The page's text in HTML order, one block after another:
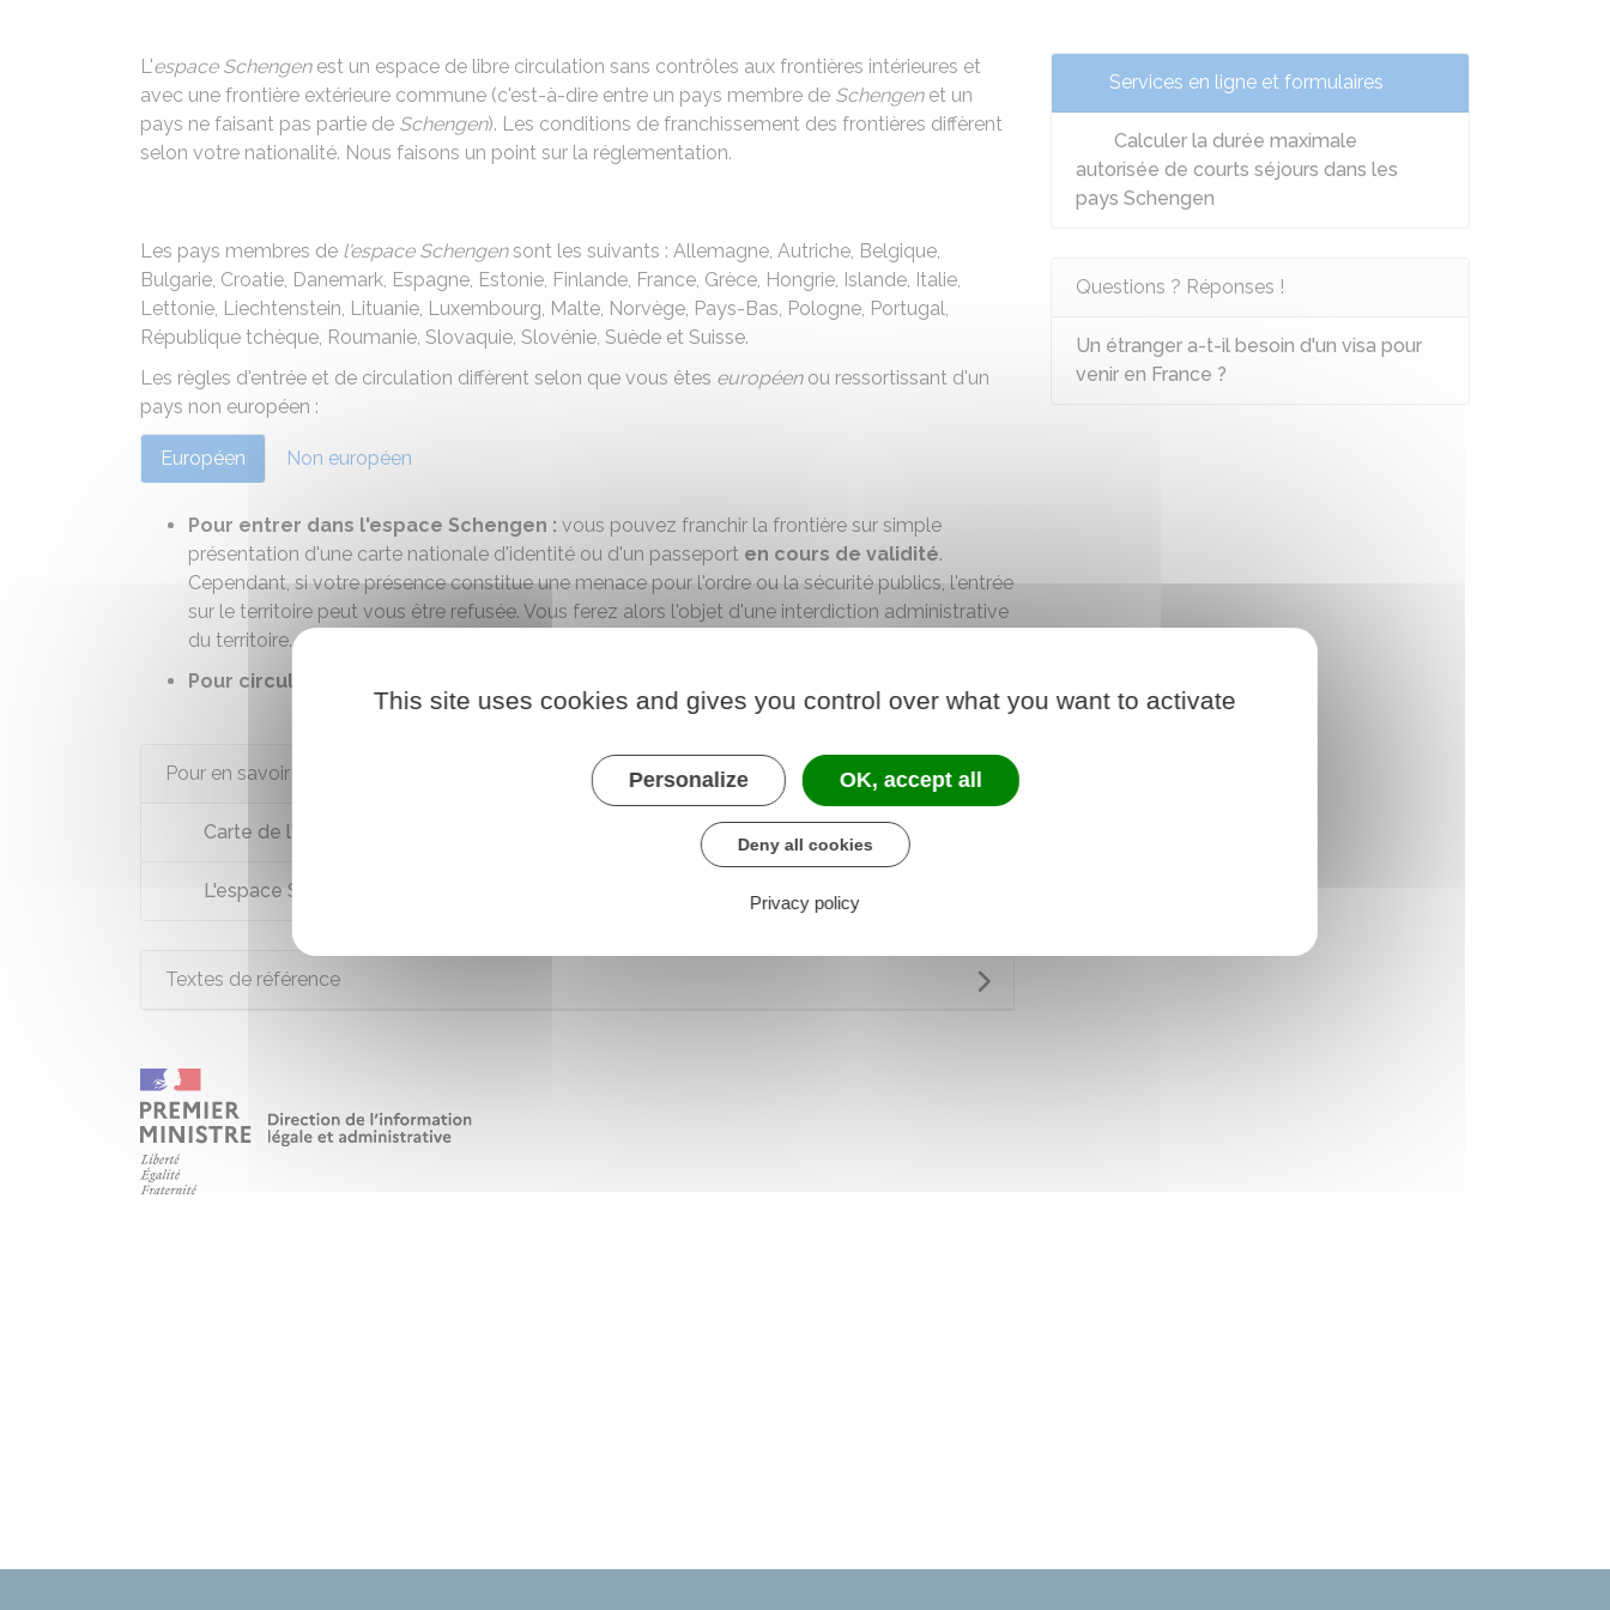
L'espace Schengenest un espace de libre circulation sans contrôles aux frontières intérieures et
avec une frontière extérieure commune (c'est-à-dire entre un pays membre de Schengenet un
pays ne faisant pas partie de Schengen). Les conditions de franchissement des frontières diffèrent
selon votre nationalité. Nous faisons un point sur la réglementation.
Les pays membres de l'espace Schengensont les suivants : Allemagne, Autriche, Belgique,
Bulgarie, Croatie, Danemark, Espagne, Estonie, Finlande, France, Grèce, Hongrie, Islande, Italie,
Lettonie, Liechtenstein, Lituanie, Luxembourg, Malte, Norvège, Pays-Bas, Pologne, Portugal,
République tchèque, Roumanie, Slovaquie, Slovénie, Suède et Suisse.
Les règles d'entrée et de circulation diffèrent selon que vous êtes européenou ressortissant d'un
pays non européen :
Européen Non européen
Pour entrer dans l'espace Schengen : vous pouvez franchir la frontière sur simple
présentation d'une carte nationale d'identité ou d'un passeport en cours de validité.
Cependant, si votre présence constitue une menace pour l'ordre ou la sécurité publics, l'entrée
sur le territoire peut vous être refusée. Vous ferez alors l'objet d'une interdiction administrative
du territoire.
Pour circuler dans l'espace Schengen :
Pour en savoir plus
Carte de l'Espace Schengen
L'espace Schengen en 8 questions-réponses
Textes de référence
Services en ligne et formulaires
Calculer la durée maximale
autorisée de courts séjours dans les
pays Schengen
Questions ? Réponses !
Un étranger a-t-il besoin d'un visa pour
venir en France ?
This site uses cookies and gives you control over what you want to activate
Personalize OK, accept all
Deny all cookies
Privacy policy